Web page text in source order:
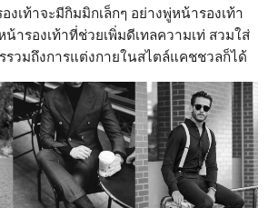
งเท้าจะมีกิมมิกเล็กๆ อย่างพู่หน้ารองเท้า
ารองเท้าที่ช่วยเพิ่มดีเทลความเท่ สวมใส่
รวมถึงการแต่งกายในสไตล์แคชชวลก็ได้